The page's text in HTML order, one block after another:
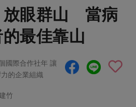
米麵雜糧
水產
合作聯合國
生活提案
親子食育
眼群山 當病
最佳靠山
國際合作社年 讓
的企業組織
竹